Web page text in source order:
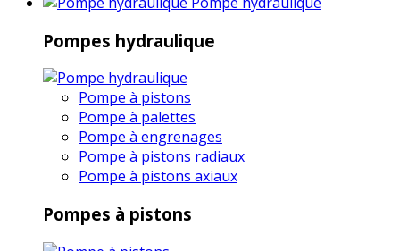
Pompes hydraulique
Pompe à pistons
Pompe à palettes
Pompe à engrenages
Pompe à pistons radiaux
Pompe à pistons axiaux
Pompes à pistons